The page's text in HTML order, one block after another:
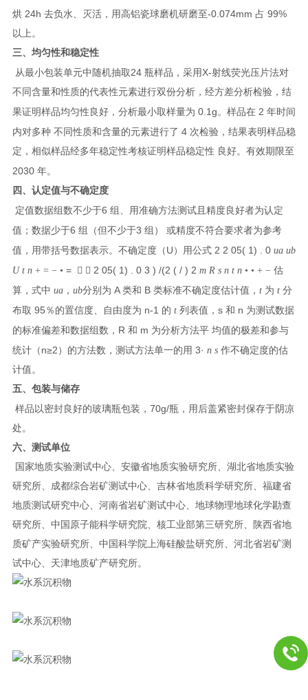
烘 24h 去负水、灭活，用高铝瓷球磨机研磨至-0.074mm 占 99%
以上。
三、均匀性和稳定性
从最小包装单元中随机抽取 24 瓶样品，采用 X-射线荧光压片法对
不同含量和性质的代表性元素进行双份分析，经方差分析检验，结
果证明样品均匀性良好，分析最小取样量为 0.1g 。样品在 2 年时间
内对多种 不同性质和含量的元素进行了 4 次检验，结果表明样品稳
定，相似样品经多年稳定性考核证明样品稳定性 良好。有效期限至
2030 年。
四、认定值与不确定度
定值数据组数不少于6 组、用准确方法测试且精度良好者为认定
值；数据少于6 组（但不少于3 组） 或精度不符合要求者为参考
值，用带括号数据表示。不确定度（ U ）用公式 2 2 05( 1) . 0 ua ub
U t n + = − • =   2 05( 1) . 0 3 ) /(2 ( / ) 2 m R s n t n • • + − 估
算，式中 ua， ub分别为 A 类和 B 类标准不确定度估计值， t 为 t 分
布取 95 ％的置信度、自由度为 n-1 的 t 列表值， s 和 n 为测试数据
的标准偏差和数据组数， R 和 m 为分析方法平 均值的极差和参与
统计（ n≥2 ）的方法数，测试方法单一的用 3· n s 作不确定度的估
计值。
五、包装与储存
样品以密封良好的玻璃瓶包装， 70g/瓶，用后盖紧密封保存于阴凉
处。
六、测试单位
国家地质实验测试中心、安徽省地质实验研究所、湖北省地质实验
研究所、成都综合岩矿测试中心、吉林省地质科学研究所、福建省
地质测试研究中心、河南省岩矿测试中心、地球物理地球化学勘查
研究所、中国原子能科学研究院、核工业部第三研究所、陕西省地
质矿产实验研究所、中国科学院上海硅酸盐研究所、河北省岩矿测
试中心、天津地质矿产研究所。